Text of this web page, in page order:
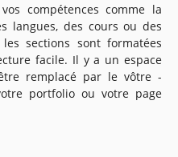
compétences comme la
langues, des cours ou des
sections sont formatées
facile. Il y a un espace
remplacé par le vôtre -
portfolio ou votre page